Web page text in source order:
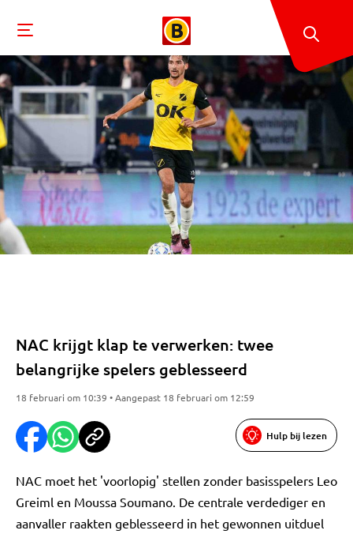
NAC krijgt klap te verwerken: twee
belangrijke spelers geblesseerd
18 februari om 10:39 • Aangepast 18 februari om 12:59
Hulp bij lezen
NAC moet het 'voorlopig' stellen zonder basisspelers Leo
Greiml en Moussa Soumano. De centrale verdediger en
aanvaller raakten geblesseerd in het gewonnen uitduel